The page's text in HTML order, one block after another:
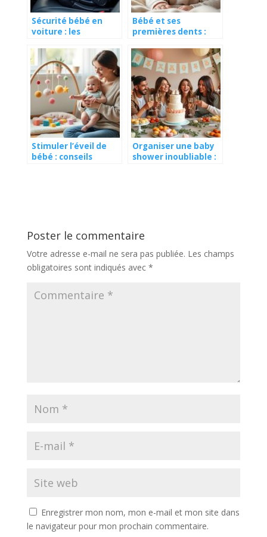
Sécurité bébé en
voiture : les
Bébé et ses
premières dents :
étapes de la
dentition
Stimuler l’éveil de
bébé : conseils
Organiser une baby
shower inoubliable :
Poster le commentaire
Votre adresse e-mail ne sera pas publiée. Les champs
obligatoires sont indiqués avec *
Enregistrer mon nom, mon e-mail et mon site dans
le navigateur pour mon prochain commentaire.